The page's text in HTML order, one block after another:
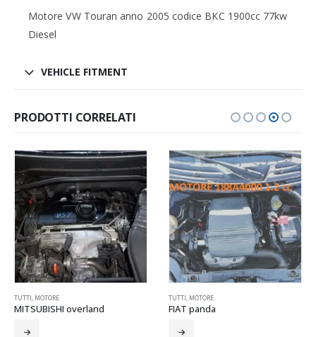
Motore VW Touran anno 2005 codice BKC 1900cc 77kw
Diesel
VEHICLE FITMENT
PRODOTTI CORRELATI
TUTTI, MOTORE
FIAT panda
CARROZZERIA,COFANO ANTERIORE
MITSUBISHI pajero